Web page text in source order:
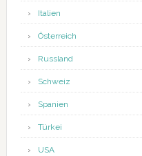
Italien
Österreich
Russland
Schweiz
Spanien
Türkei
USA